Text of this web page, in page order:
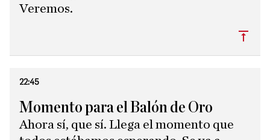
Veremos.
22:45
Momento para el Balón de Oro
Ahora sí, que sí. Llega el momento que